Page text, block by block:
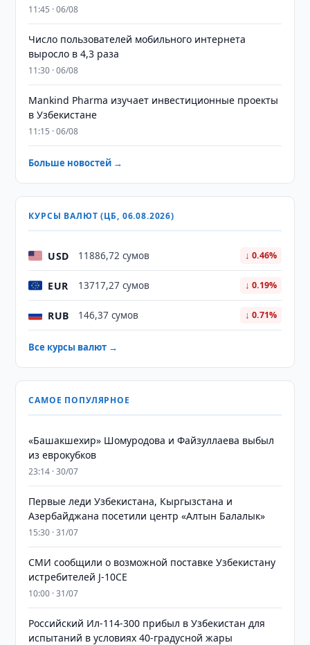
11:45 · 06/08
Число пользователей мобильного интернета
выросло в 4,3 раза
11:30 · 06/08
Mankind Pharma изучает инвестиционные проекты
в Узбекистане
11:15 · 06/08
Больше новостей →
КУРСЫ ВАЛЮТ (ЦБ, 06.08.2026)
USD 11886,72 сумов ↓ 0.46%
EUR 13717,27 сумов ↓ 0.19%
RUB 146,37 сумов ↓ 0.71%
Все курсы валют →
САМОЕ ПОПУЛЯРНОЕ
«Башакшехир» Шомуродова и Файзуллаева выбыл
из еврокубков
23:14 · 30/07
Первые леди Узбекистана, Кыргызстана и
Азербайджана посетили центр «Алтын Балалык»
15:30 · 31/07
СМИ сообщили о возможной поставке Узбекистану
истребителей J-10CE
10:00 · 31/07
Российский Ил-114-300 прибыл в Узбекистан для
испытаний в условиях 40-градусной жары